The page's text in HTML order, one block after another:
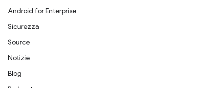
Android for Enterprise
Sicurezza
Source
Notizie
Blog